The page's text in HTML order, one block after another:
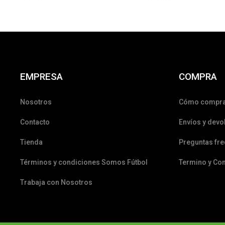
EMPRESA
Nosotros
Contacto
Tienda
Términos y condiciones Somos Fútbol
Trabaja con Nosotros
COMPRA
Cómo
Envíos y
Preguntas
Termino y